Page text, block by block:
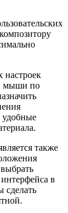
настроек
мыши по
удобные
также
в
сделать